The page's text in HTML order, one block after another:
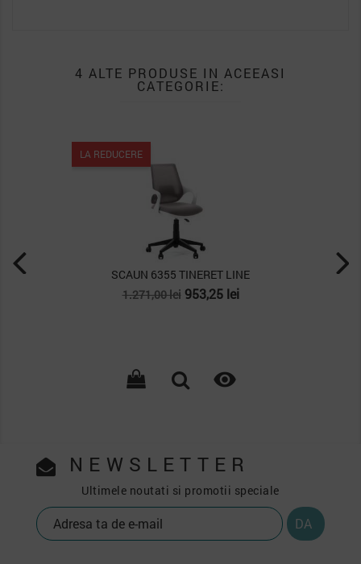
4 ALTE PRODUSE IN ACEEASI
CATEGORIE:
LA REDUCERE
SCAUN 6355 TINERET LINE
Pret
1.271,00 lei Pret
953,25 lei

NEWSLETTER
Ultimele noutati si promotii speciale